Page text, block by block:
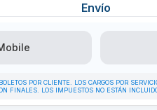
Envío
POR CLIENTE. LOS CARGOS POR
FINALES. LOS IMPUESTOS NO ESTÁN